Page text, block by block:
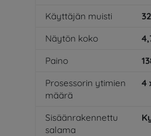
Käyttäjän muisti
32
Näytön koko
Paino
Prosessorin ytimien
määrä
4
Sisäänrakennettu
salama